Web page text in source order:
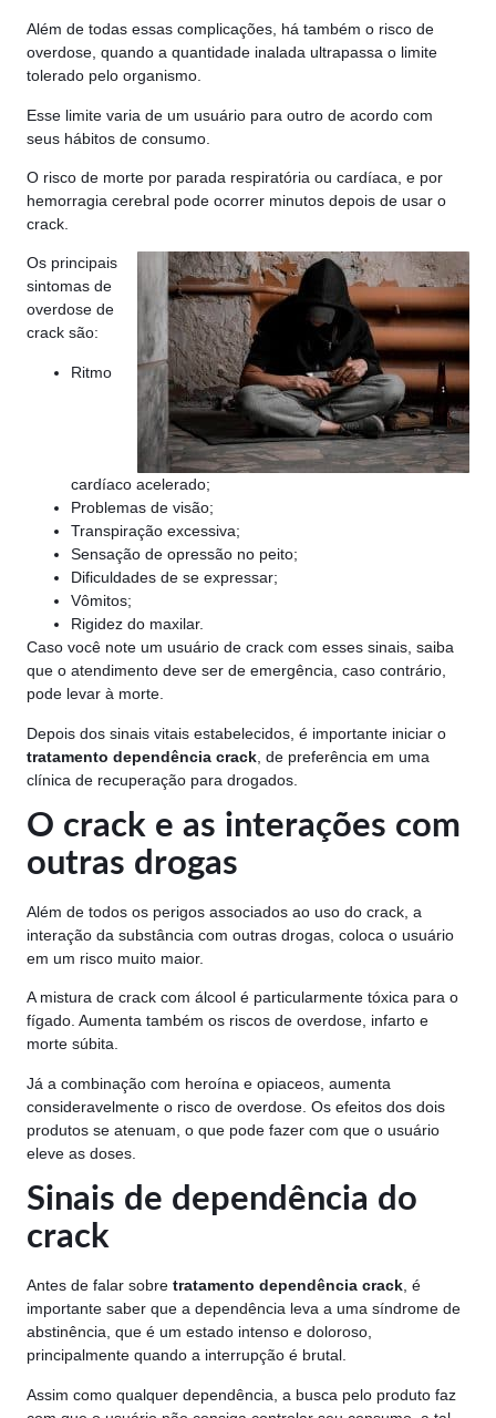
Além de todas essas complicações, há também o risco de
overdose, quando a quantidade inalada ultrapassa o limite
tolerado pelo organismo.
Esse limite varia de um usuário para outro de acordo com
seus hábitos de consumo.
O risco de morte por parada respiratória ou cardíaca, e por
hemorragia cerebral pode ocorrer minutos depois de usar o
crack.
Os principais
sintomas de
overdose de
crack são:
Ritmo
cardíaco acelerado;
Problemas de visão;
Transpiração excessiva;
Sensação de opressão no peito;
Dificuldades de se expressar;
Vômitos;
Rigidez do maxilar.
Caso você note um usuário de crack com esses sinais, saiba
que o atendimento deve ser de emergência, caso contrário,
pode levar à morte.
Depois dos sinais vitais estabelecidos, é importante iniciar o
tratamento dependência crack , de preferência em uma
clínica de recuperação para drogados.
O crack e as interações com
outras drogas
Além de todos os perigos associados ao uso do crack, a
interação da substância com outras drogas, coloca o usuário
em um risco muito maior.
A mistura de crack com álcool é particularmente tóxica para o
fígado. Aumenta também os riscos de overdose, infarto e
morte súbita.
Já a combinação com heroína e opiaceos, aumenta
consideravelmente o risco de overdose. Os efeitos dos dois
produtos se atenuam, o que pode fazer com que o usuário
eleve as doses.
Sinais de dependência do
crack
Antes de falar sobre tratamento dependência crack, é
importante saber que a dependência leva a uma síndrome de
abstinência, que é um estado intenso e doloroso,
principalmente quando a interrupção é brutal.
Assim como qualquer dependência, a busca pelo produto faz